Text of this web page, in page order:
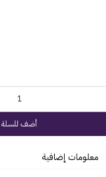
أضف للسلة
1
معلومات إضافية